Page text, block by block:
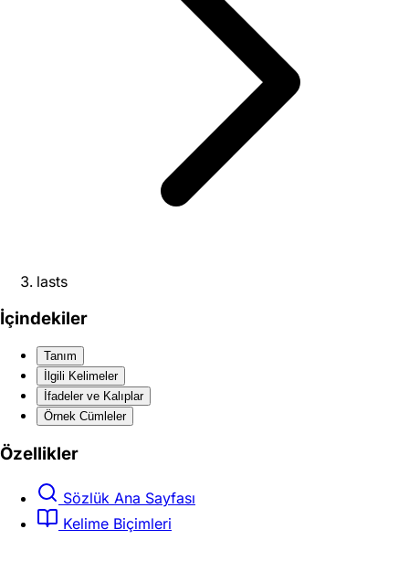
lasts
İçindekiler
Tanım
İlgili Kelimeler
İfadeler ve Kalıplar
Örnek Cümleler
Özellikler
Sözlük Ana Sayfası
Kelime Biçimleri